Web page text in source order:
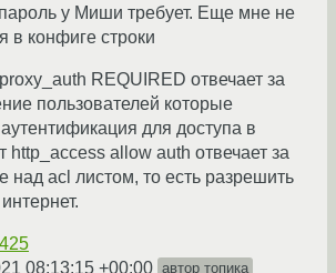
у Миши требует. Еще мне не
в конфиге строки
REQUIRED отвечает за
пользователей которые
для доступа в
http_access allow auth отвечает за
над acl листом, то есть разрешить
08:13:15 +00:00 автор топика